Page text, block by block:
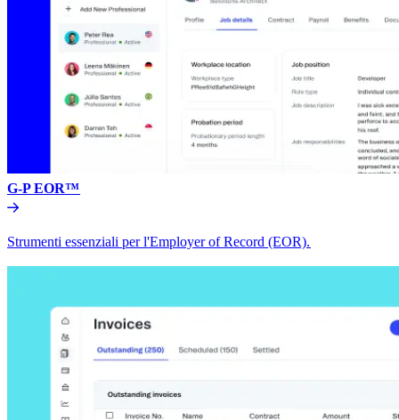
G-P EOR™​​
Strumenti essenziali per l'Employer of Record (EOR).​​